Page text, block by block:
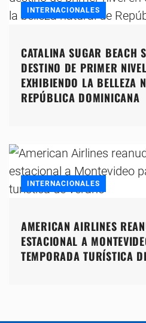
INTERNACIONALES
CATALINA SUGAR BEACH
DESTINO DE PRIMER
EXHIBIENDO LA BELLEZA
REPÚBLICA DOMINICANA
INTERNACIONALES
AMERICAN AIRLINES
ESTACIONAL A
TEMPORADA TURÍSTICA